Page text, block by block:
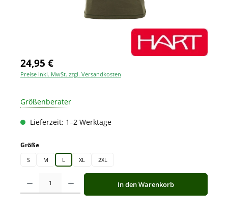
24,95 €
Preise inkl. MwSt. zzgl. Versandkosten
Größenberater
Lieferzeit: 1–2 Werktage
Größeauswählen
S M L XL 2XL
Produkt Anzahl: Gib den gewünschten Wert ein oder benutze die
In den Warenkorb